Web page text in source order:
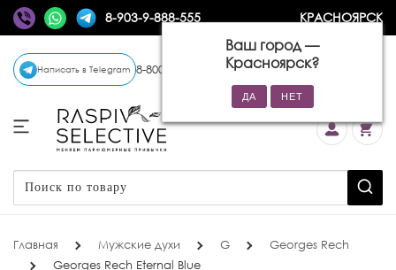
8-903-9-888-555 КРАСНОЯРСК
Ваш город —
Красноярск?
Написать в Telegram 8-800-770-72-34 (бесплатно)
Главная Мужские духи G
Georges Rech
Georges Rech Eternal Blue